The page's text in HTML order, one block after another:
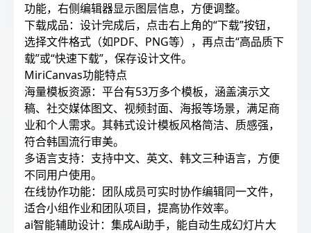
功能，右侧编辑器显示图层信息，方便调整。
下载成品：设计完成后，点击右上角的“下载”按钮，
选择文件格式（如PDF、PNG等），再点击“高品质下
载”或“快速下载”，保存设计文件。
MiriCanvas功能特点
海量模板资源：平台有53万多个模板，涵盖演示文
稿、社交媒体图文、视频封面、海报等场景，满足商
业和个人需求。其韩式设计模板风格简洁、质感强，
符合韩国流行审美。
多语言支持：支持中文、英文、韩文三种语言，方便
不同用户使用。
在线协作功能：团队成员可实时协作编辑同一文件，
适合小组作业和团队项目，提高协作效率。
ai智能辅助设计：集成Ai助手，能自动生成幻灯片大